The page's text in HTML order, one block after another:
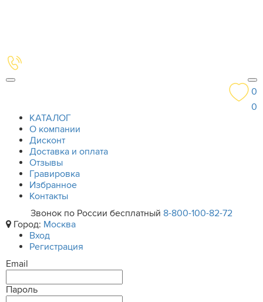
0
0
КАТАЛОГ
О компании
Дисконт
Доставка и оплата
Отзывы
Гравировка
Избранное
Контакты
Звонок по России бесплатный 8-800-100-82-72
Город: Москва
Вход
Регистрация
Email
Пароль